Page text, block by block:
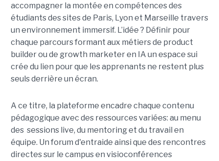
accompagner la montée en compétences des
étudiants des sites de Paris, Lyon et Marseille travers
un environnement immersif. L’idée ? Définir pour
chaque parcours formant aux métiers de product
builder ou de growth marketer en IA un espace sui
crée du lien pour que les apprenants ne restent plus
seuls derrière un écran.
A ce titre, la plateforme encadre chaque contenu
pédagogique avec des ressources variées: au menu
des sessions live, du mentoring et du travail en
équipe. Un forum d'entraide ainsi que des rencontres
directes sur le campus en visioconférences